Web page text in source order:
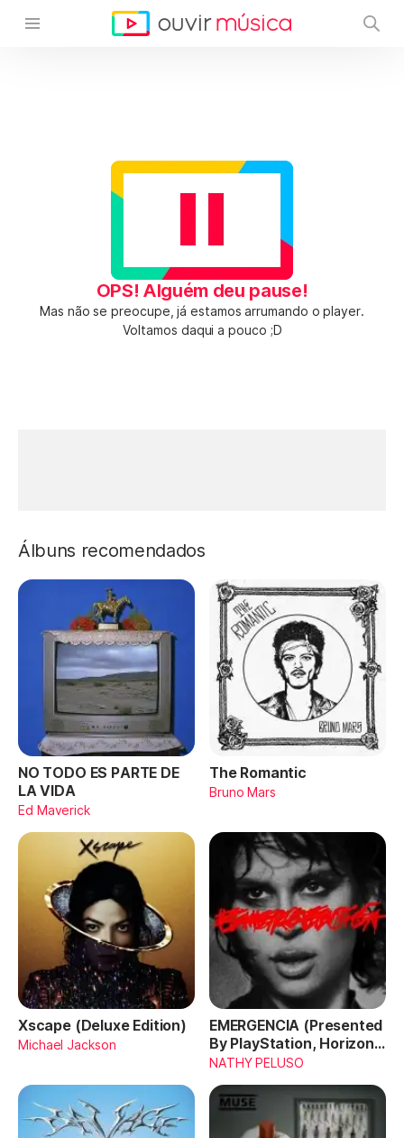
OPS! Alguém deu pause!
Mas não se preocupe, já estamos arrumando o player.
Voltamos daqui a pouco ;D
Álbuns recomendados
NO TODO ES PARTE DE
LA VIDA
Ed Maverick
The Romantic
Bruno Mars
Xscape (Deluxe Edition)
Michael Jackson
EMERGENCIA (Presented
By PlayStation, Horizon
Forbidden West)
NATHY PELUSO